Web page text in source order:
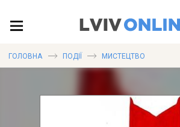
ГОЛОВНА ПОДІЇ МИСТЕЦТВО